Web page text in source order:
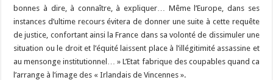
bonnes à dire, à connaître, à expliquer… Même l’Europe, dans ses
instances d’ultime recours évitera de donner une suite à cette requête
de justice, confortant ainsi la France dans sa volonté de dissimuler une
situation ou le droit et l’équité laissent place à l’illégitimité assassine et
au mensonge institutionnel… » L’Etat fabrique des coupables quand ca
l’arrange à l’image des « Irlandais de Vincennes ».